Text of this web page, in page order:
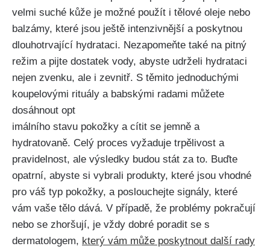
velmi ⁢suché⁣ kůže je možné‍ použít i tělové oleje nebo
balzámy, které jsou⁢ ještě intenzivnější a poskytnou
dlouhotrvající hydrataci.⁣ Nezapomeňte také na pitný
režim a pijte dostatek vody, abyste⁢ udrželi hydrataci
nejen ⁤zvenku, ale i ⁣zevnitř. S⁤ těmito jednoduchými​
koupelovými rituály a babskými radami⁣ můžete
⁣dosáhnout opt
imálního stavu pokožky a cítit⁣ se jemně a
hydratovaně. Celý proces vyžaduje trpělivost a ​
pravidelnost, ale výsledky ⁣budou stát za ​to. Buďte
opatrní, abyste si vybrali ⁤produkty, které ⁣jsou vhodné
pro váš typ pokožky, a‌ poslouchejte⁢ signály, které⁤
vám vaše tělo dává. V případě, že problémy pokračují
​nebo se zhoršují, je vždy dobré poradit se s
dermatologem, který vám může poskytnout další rady